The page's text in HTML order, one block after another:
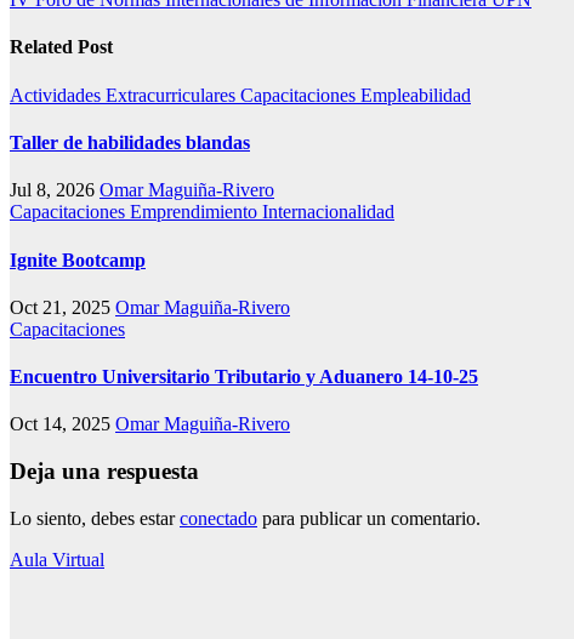
Related Post
Actividades Extracurriculares Capacitaciones Empleabilidad
Taller de habilidades blandas
Jul 8, 2026 Omar Maguiña-Rivero
Capacitaciones Emprendimiento Internacionalidad
Ignite Bootcamp
Oct 21, 2025 Omar Maguiña-Rivero
Capacitaciones
Encuentro Universitario Tributario y Aduanero 14-10-25
Oct 14, 2025 Omar Maguiña-Rivero
Deja una respuesta
Lo siento, debes estarconectado para publicar un comentario.
Aula Virtual